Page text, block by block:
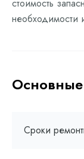
стоимость
необходимости
Основные
Сроки